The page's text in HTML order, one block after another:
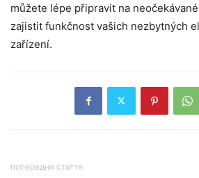
můžete lépe připravit na
zajistit funkčnost vašich nezbytných
zařízení.
попередня стаття